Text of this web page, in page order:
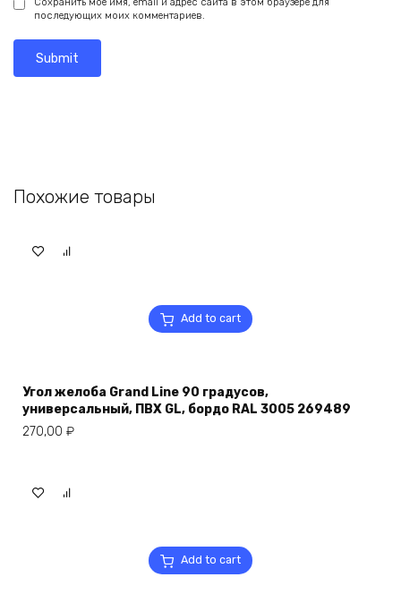
Сохранить моё имя, email и адрес сайта в этом браузере для
последующих моих комментариев.
Похожие товары
Add to cart
Угол желоба Grand Line 90 градусов,
универсальный, ПВХ GL, бордо RAL 3005 269489
270,00 ₽
Add to cart